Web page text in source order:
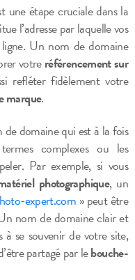
une étape cruciale dans la
l’adresse par laquelle vos
Un nom de domaine
votreréférencement sur
refléter fidèlement votre
marque.
domaine qui est à la fois
complexes ou les
Par exemple, si vous
photographique, un
expert.com » peut être
nom de domaine clair et
se souvenir de votre site,
partagé par lebouche-